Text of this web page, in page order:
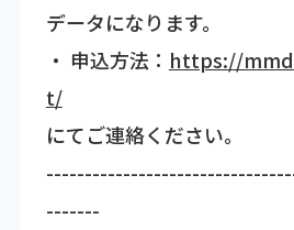
データになります。
・ 申込方法： https://
t/
にてご連絡ください。
-------